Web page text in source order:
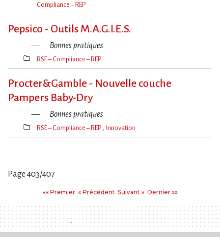
Thèmes(s)
Compliance – REP
Pepsico - Outils M.A.G.I.E.S.
Bonnes pratiques
Thèmes(s)
RSE – Compliance – REP
Procter&Gamble - Nouvelle couche
Pampers Baby-Dry
Bonnes pratiques
Thèmes(s)
RSE – Compliance – REP Innovation
Page 403/407
«« PremierPremier
« PrécédentPrécédent
Suivant
Suivant » Dernier
Dernier »»